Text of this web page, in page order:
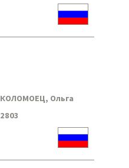
КОЛОМОЕЦ, Ольга
2803